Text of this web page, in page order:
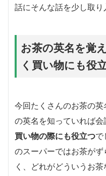
話にそんな話を少し取り
お茶の英名を覚
く買い物にも役
今回たくさんのお茶の
の英名を知っていれば会
買い物の際にも役立つで
のスーパーではお茶が
く、どれがどういうお